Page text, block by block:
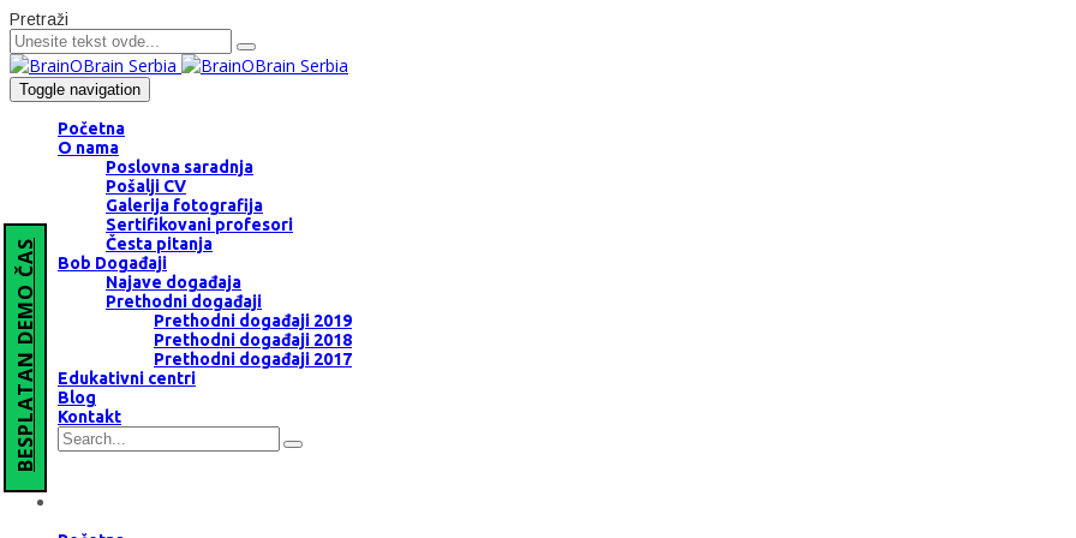
BESPLATAN DEMO ČAS
Pretraži
Toggle navigation
Početna
O nama
Poslovna saradnja
Pošalji CV
Galerija fotografija
Sertifikovani profesori
Česta pitanja
Bob Događaji
Najave događaja
Prethodni događaji
Prethodni događaji 2019
Prethodni događaji 2018
Prethodni događaji 2017
Edukativni centri
Blog
Kontakt